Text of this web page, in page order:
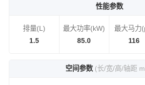
性能参数
排量(L)
1.5
最大功率(kW)
85.0
最大马力
116
空间参数 (长/宽/高/轴距